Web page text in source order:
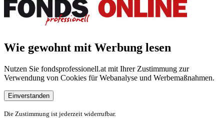
Wie gewohnt mit Werbung lesen
Nutzen Sie fondsprofessionell.at mit Ihrer Zustimmung zur
Verwendung von Cookies für Webanalyse und Werbemaßnahmen.
Einverstanden
Die Zustimmung ist jederzeit widerrufbar.